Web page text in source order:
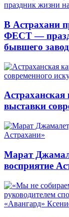
В Астрахани
ФЕСТ —
бывшего
Астраханская
выставки
Марат
восприятие